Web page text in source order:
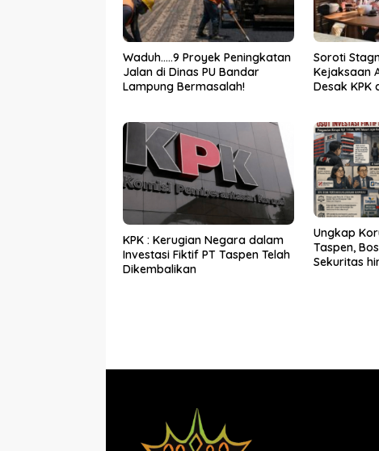
Waduh…..9 Proyek Peningkatan
Jalan di Dinas PU Bandar
Lampung Bermasalah!
Soroti
Kejaksaan
Desak KPK
KPK : Kerugian Negara dalam
Investasi Fiktif PT Taspen Telah
Dikembalikan
Ungkap
Taspen,
Sekuritas